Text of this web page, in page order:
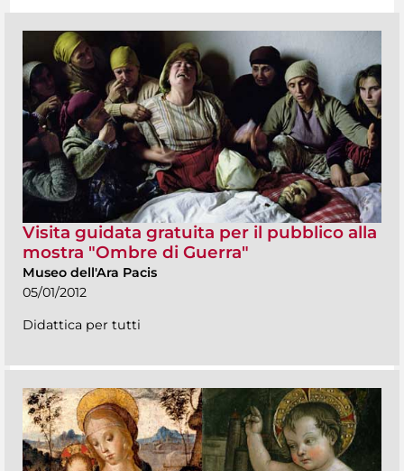
Visita guidata gratuita per il pubblico alla
mostra "Ombre di Guerra"
Museo dell'Ara Pacis
05/01/2012
Didattica per tutti